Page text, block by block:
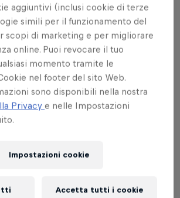
saranno i vincitori dell'evento sarà
da Lord, Nadia e Yaio, mentre a
durante l'evento
Riky Rock e il DJ Manzo.
| REGISTRATION
aggiuntivi (inclusi cookie di terze
simili per il funzionamento del
scopi di marketing e per migliorare
online. Puoi revocare il tuo
momento tramite le
nel footer del sito Web.
sono disponibili nella nostra
Privacye nelle Impostazioni
Impostazioni cookie
Accetta tutti i cookie